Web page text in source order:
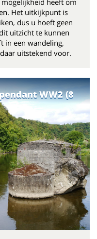
mogelijkheid heeft om
Het uitkijkpunt is
dus u hoeft geen
uitzicht te kunnen
in een wandeling,
uitstekend voor.
WW2 (8